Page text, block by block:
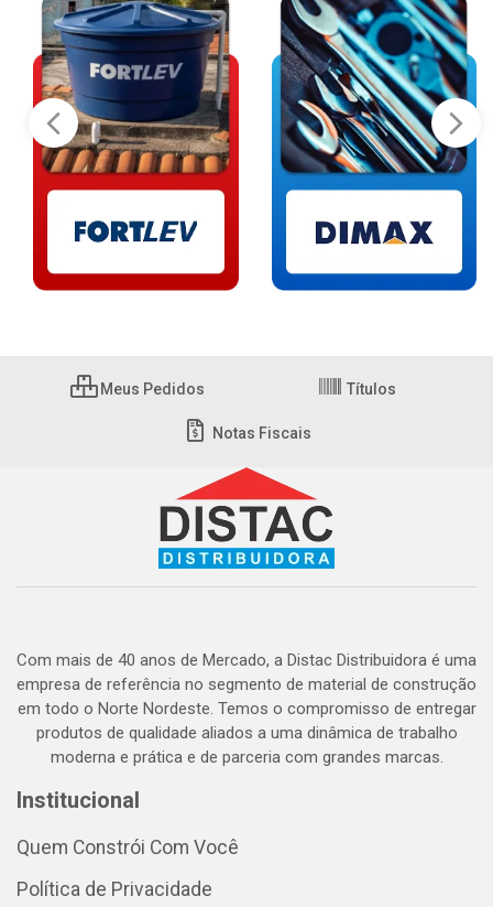
Meus Pedidos Títulos
Notas Fiscais
Com mais de 40 anos de Mercado, a Distac Distribuidora é uma
empresa de referência no segmento de material de construção
em todo o Norte Nordeste. Temos o compromisso de entregar
produtos de qualidade aliados a uma dinâmica de trabalho
moderna e prática e de parceria com grandes marcas.
Institucional
Quem Constrói Com Você
Política de Privacidade